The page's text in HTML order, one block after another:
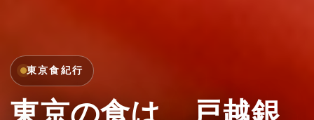
東京食紀行
東京の食は、戸越銀